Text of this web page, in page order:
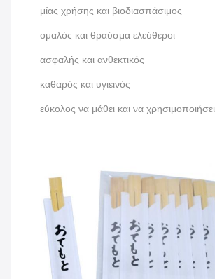
μίας χρήσης και βιοδιασπάσιμος
ομαλός και θραύσμα ελεύθεροι
ασφαλής και ανθεκτικός
καθαρός και υγιεινός
εύκολος να μάθει και να χρησιμοποιήσει